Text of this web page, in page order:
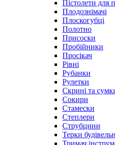
Пістолети для
Плодознімачі
Плоскогубці
Полотно
Присоски
Пробійники
Просікач
Рівні
Рубанки
Рулетки
Скрині та
Сокири
Стамески
Степлери
Струбцини
Терки
Тримач